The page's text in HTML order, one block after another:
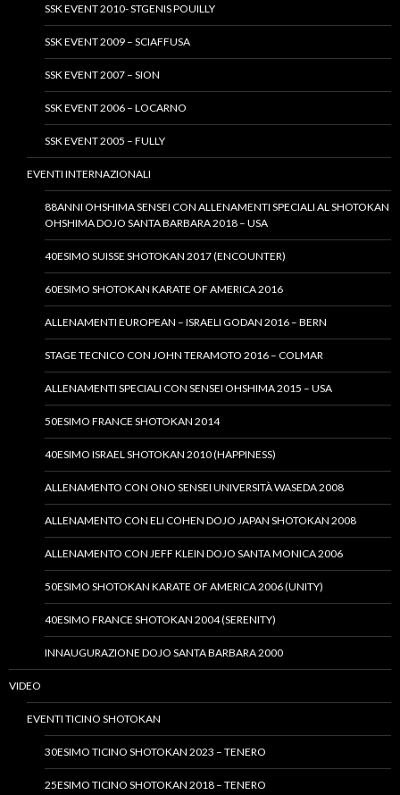
SSK EVENT 2010- STGENIS POUILLY
SSK EVENT 2009 – SCIAFFUSA
SSK EVENT 2007 – SION
SSK EVENT 2006 – LOCARNO
SSK EVENT 2005 – FULLY
EVENTI INTERNAZIONALI
88ANNI OHSHIMA SENSEI CON ALLENAMENTI SPECIALI AL SHOTOKAN
OHSHIMA DOJO SANTA BARBARA 2018 – USA
40ESIMO SUISSE SHOTOKAN 2017 (ENCOUNTER)
60ESIMO SHOTOKAN KARATE OF AMERICA 2016
ALLENAMENTI EUROPEAN – ISRAELI GODAN 2016 – BERN
STAGE TECNICO CON JOHN TERAMOTO 2016 – COLMAR
ALLENAMENTI SPECIALI CON SENSEI OHSHIMA 2015 – USA
50ESIMO FRANCE SHOTOKAN 2014
40ESIMO ISRAEL SHOTOKAN 2010 (HAPPINESS)
ALLENAMENTO CON ONO SENSEI UNIVERSITÀ WASEDA 2008
ALLENAMENTO CON ELI COHEN DOJO JAPAN SHOTOKAN 2008
ALLENAMENTO CON JEFF KLEIN DOJO SANTA MONICA 2006
50ESIMO SHOTOKAN KARATE OF AMERICA 2006 (UNITY)
40ESIMO FRANCE SHOTOKAN 2004 (SERENITY)
INNAUGURAZIONE DOJO SANTA BARBARA 2000
VIDEO
EVENTI TICINO SHOTOKAN
30ESIMO TICINO SHOTOKAN 2023 – TENERO
25ESIMO TICINO SHOTOKAN 2018 – TENERO